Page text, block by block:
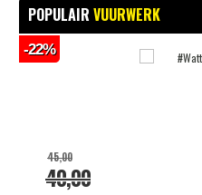
POPULAIR VUURWERK
40,00
45,00
-22%